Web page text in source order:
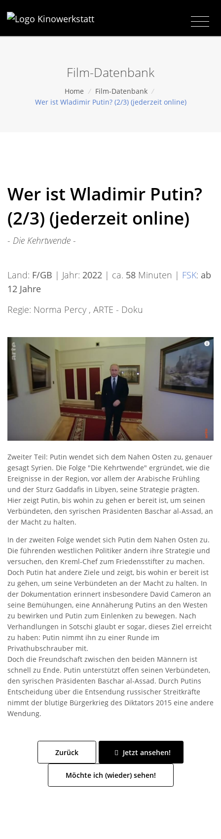
Film-Datenbank
Home / Film-Datenbank /
Wer ist Wladimir Putin? (2/3) (jederzeit online)
Wer ist Wladimir Putin?
(2/3) (jederzeit online)
- Die Kehrtwende -
Land: F/GB | Jahr: 2022 | ca. 58 Minuten | FSK: ab
12 Jahre
Regie: Norma Percy , ARTE - Doku
Zweiter Teil: Putin wendet sich dem Nahen Osten zu, genauer
gesagt Syrien. Die Folge "Die Kehrtwende" ergründet, wie die
Ereignisse in der Region, vor allem der Arabische Frühling
und der Sturz Gaddafis in Libyen, seine Strategie prägten.
Hier zeigt Putin, bis wohin zu gehen er bereit ist, um seinen
Verbündeten, den syrischen Präsidenten Baschar al-Assad, an
der Macht zu halten.
In der zweiten Folge wendet sich Putin dem Nahen Osten zu.
Die führenden westlichen Politiker ändern ihre Strategie und
versuchen, den Kreml-Chef zum Friedensstifter zu machen.
Doch Putin hat andere Ziele und zeigt, bis wohin er bereit ist
zu gehen, um seine Verbündeten an der Macht zu halten. In
der Dokumentation erinnert insbesondere David Cameron an
seine Bemühungen, eine Annäherung Putins an den Westen
zu bewirken und Putin zum Einlenken zu bewegen. Nach
Verhandlungen in Sotschi glaubt er sogar, dieses Ziel erreicht
zu haben: Putin nimmt ihn zu einer Runde im
Privathubschrauber mit.
Doch die Freundschaft zwischen den beiden Männern ist
schnell zu Ende. Putin unterstützt offen seinen Verbündeten,
den syrischen Präsidenten Baschar al-Assad. Durch Putins
Entscheidung über die Entsendung russischer Streitkräfte
nimmt der blutige Bürgerkrieg des Diktators 2015 eine andere
Wendung.
Zurück Jetzt ansehen!
Möchte ich (wieder) sehen!